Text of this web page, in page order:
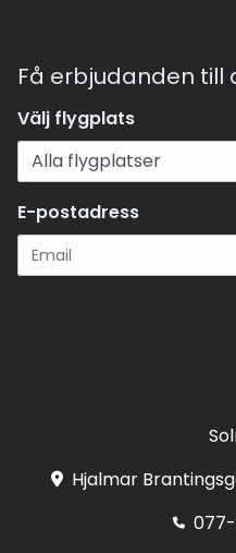
Få erbjudanden till
Välj flygplats
E-postadress
Hjalmar